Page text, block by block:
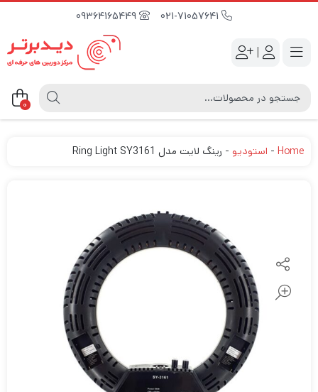
09364165449
|
0
Home
- استودیو - رینگ لایت مدل Ring Light SY3161